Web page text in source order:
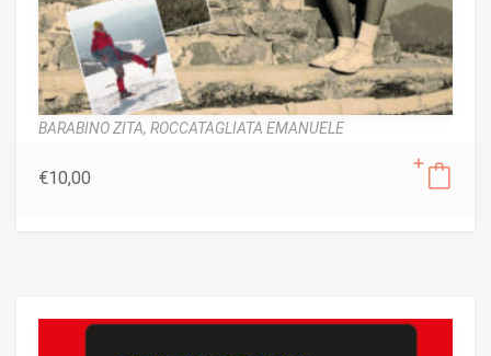
BARABINO ZITA, ROCCATAGLIATA EMANUELE
€10,00